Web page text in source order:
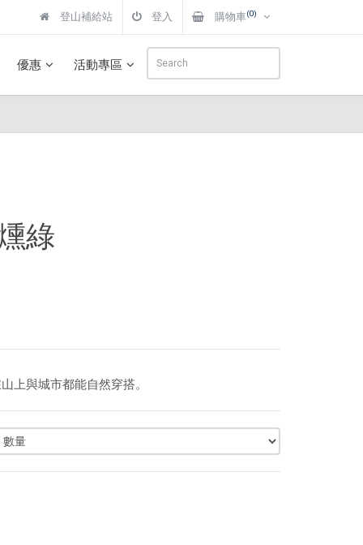
登山補給站 登入 購物車(0)
優惠 活動專區
綠
上與城市都能自然穿搭。